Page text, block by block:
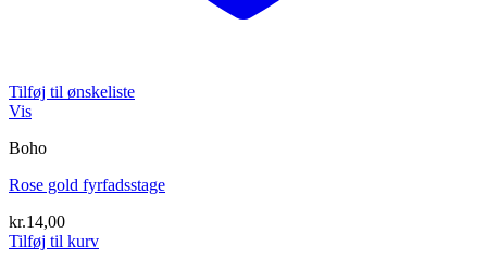
Tilføj til ønskeliste
Vis
Boho
Rose gold fyrfadsstage
kr.14,00
Tilføj til kurv